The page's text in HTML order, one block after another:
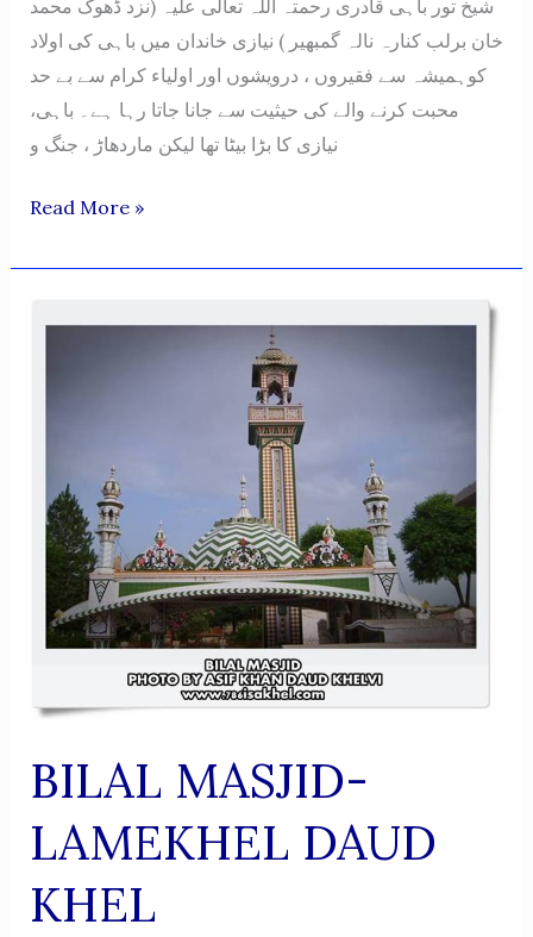
شیخ تور باہی قادری رحمتہ اللہ تعالٰی علیہ (نزد ڈھوک محمد
خان برلب کنارہ نالہ گمبھیر ) نیازی خاندان میں باہی کی اولاد
کوہمیشہ سے فقیروں ، درویشوں اور اولیاء کرام سے بے حد
محبت کرنے والے کی حیثیت سے جانا جاتا رہا ہے۔ باہی،
نیازی کا بڑا بیٹا تھا لیکن ماردھاڑ ، جنگ و
SHEIKH
BAHI
Read More »
BILAL MASJID-
LAMEKHEL DAUD
KHEL